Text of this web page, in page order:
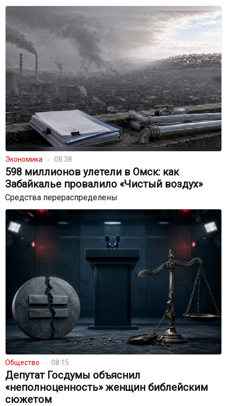
Экономика 08:38
598 миллионов улетели в Омск: как
Забайкалье провалило «Чистый воздух»
Средства перераспределены
Общество 08:15
Депутат Госдумы объяснил
«неполноценность» женщин библейским
сюжетом